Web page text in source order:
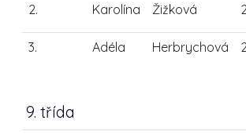
2. Karolína Žižková
3. Adéla Herbrychová
9. třída